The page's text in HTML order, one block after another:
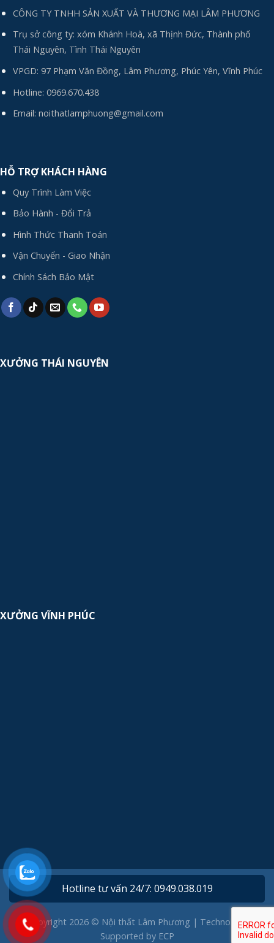
CÔNG TY TNHH SẢN XUẤT VÀ THƯƠNG MẠI LÂM PHƯƠNG
Trụ sở công ty: xóm Khánh Hoà, xã Thịnh Đức, Thành phố
Thái Nguyên, Tình Thái Nguyên
VPGD: 97 Phạm Văn Đồng, Lâm Phương, Phúc Yên, Vĩnh Phúc
Hotline: 0969.670.438
Email: noithatlamphuong@gmail.com
HỖ TRỢ KHÁCH HÀNG
Quy Trình Làm Việc
Bảo Hành - Đổi Trả
Hình Thức Thanh Toán
Vận Chuyển - Giao Nhận
Chính Sách Bảo Mật
XƯỞNG THÁI NGUYÊN
XƯỞNG VĨNH PHÚC
Hotline tư vấn 24/7: 0949.038.019
Copyright 2026 © Nội thất Lâm Phương | Technology
Supported by ECP